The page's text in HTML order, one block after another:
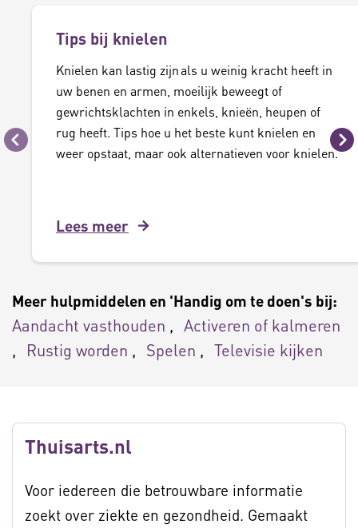
Vorige
Tips bij knielen
Knielen kan lastig zijn als u weinig kracht heeft in
uw benen en armen, moeilijk beweegt of
gewrichtsklachten in enkels, knieën, heupen of
rug heeft. Tips hoe u het beste kunt knielen en
weer opstaat, maar ook alternatieven voor knielen.
Lees meer
Meer hulpmiddelen en 'Handig om te doen's bij:
Aandacht vasthouden
Activeren of kalmeren
Rustig worden
Spelen Televisie kijken
Thuisarts.nl
Voor iedereen die betrouwbare informatie
zoekt over ziekte en gezondheid. Gemaakt